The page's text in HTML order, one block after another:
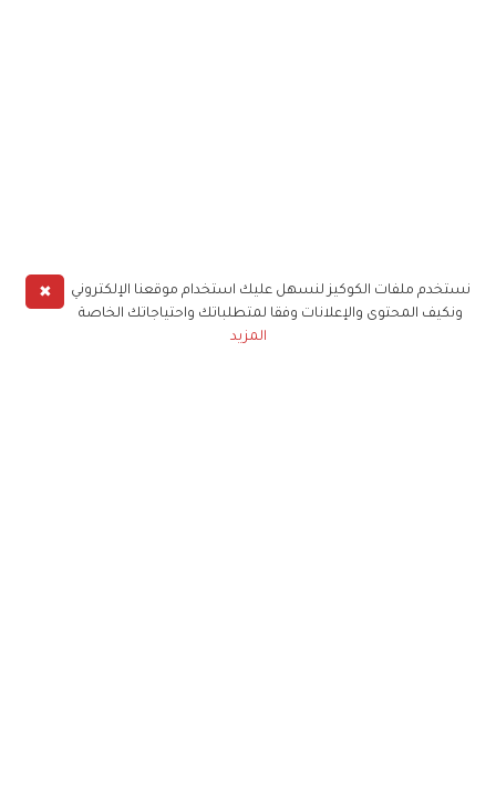
✖
نستخدم ملفات الكوكيز لنسهل عليك استخدام موقعنا الإلكتروني
ونكيف المحتوى والإعلانات وفقا لمتطلباتك واحتياجاتك الخاصة
المزيد